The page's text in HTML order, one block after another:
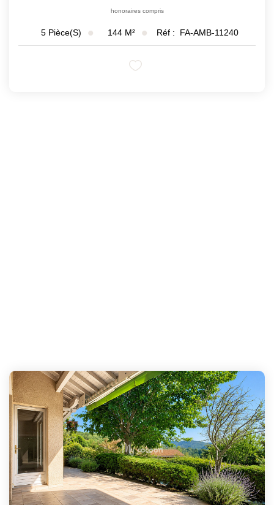
honoraires compris
5 Pièce(s) 144 M² Réf : FA-AMB-11240